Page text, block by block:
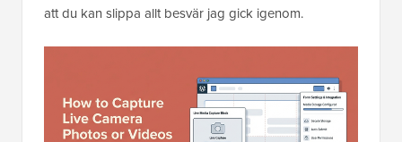
att du kan slippa allt besvär jag gick igenom.